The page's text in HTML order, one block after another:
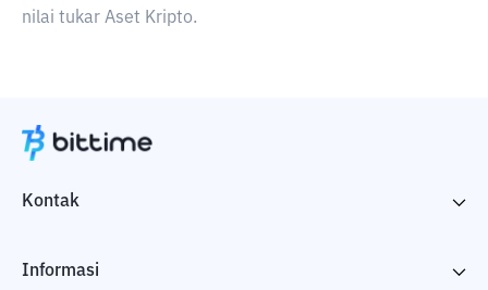
nilai tukar Aset Kripto.
Kontak
Informasi